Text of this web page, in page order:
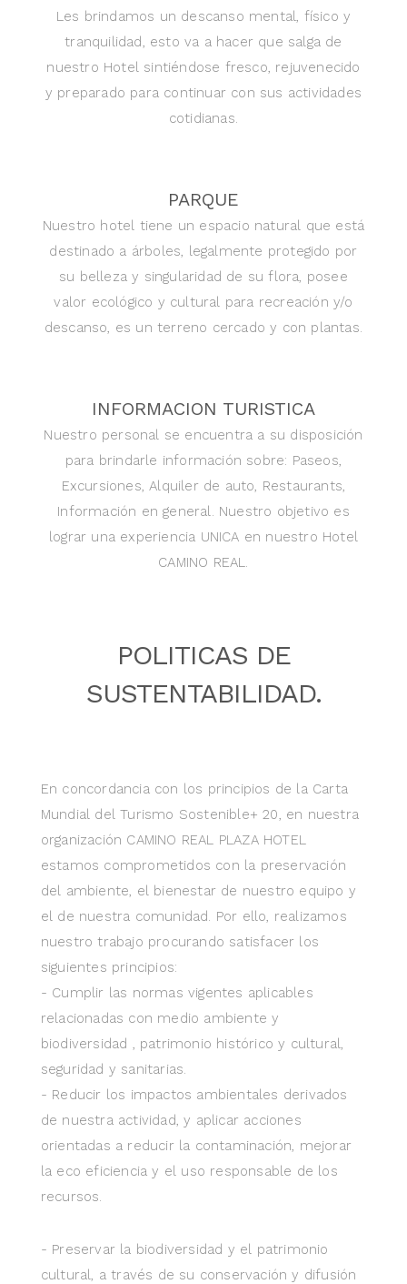
Les brindamos un descanso mental, físico y
tranquilidad, esto va a hacer que salga de
nuestro Hotel sintiéndose fresco, rejuvenecido
y preparado para continuar con sus actividades
cotidianas.
PARQUE
Nuestro hotel tiene un espacio natural que está
destinado a árboles, legalmente protegido por
su belleza y singularidad de su flora, posee
valor ecológico y cultural para recreación y/o
descanso, es un terreno cercado y con plantas.
INFORMACION TURISTICA
Nuestro personal se encuentra a su disposición
para brindarle información sobre: Paseos,
Excursiones, Alquiler de auto, Restaurants,
Información en general. Nuestro objetivo es
lograr una experiencia UNICA en nuestro Hotel
CAMINO REAL.
POLITICAS DE
SUSTENTABILIDAD.
En concordancia con los principios de la Carta
Mundial del Turismo Sostenible+ 20, en nuestra
organización CAMINO REAL PLAZA HOTEL
estamos comprometidos con la preservación
del ambiente, el bienestar de nuestro equipo y
el de nuestra comunidad. Por ello, realizamos
nuestro trabajo procurando satisfacer los
siguientes principios:
- Cumplir las normas vigentes aplicables
relacionadas con medio ambiente y
biodiversidad , patrimonio histórico y cultural,
seguridad y sanitarias.
- Reducir los impactos ambientales derivados
de nuestra actividad, y aplicar acciones
orientadas a reducir la contaminación, mejorar
la eco eficiencia y el uso responsable de los
recursos.
- Preservar la biodiversidad y el patrimonio
cultural, a través de su conservación y difusión